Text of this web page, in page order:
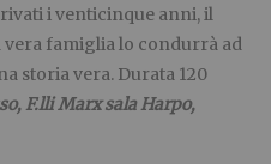
i venticinque anni, il
famiglia lo condurrà ad
storia vera. Durata 120
F.lli Marx sala Harpo,